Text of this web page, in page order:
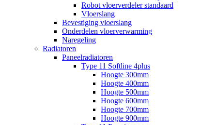
Robot vloerverdeler standaard
Vloerslang
Bevestiging vloerslang
Onderdelen vloerverwarming
Naregeling
Radiatoren
Paneelradiatoren
Type 11 Softline 4plus
Hoogte 300mm
Hoogte 400mm
Hoogte 500mm
Hoogte 600mm
Hoogte 700mm
Hoogte 900mm